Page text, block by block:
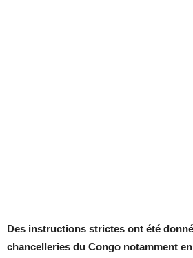
Des instructions strictes ont été
chancelleries du Congo notamment